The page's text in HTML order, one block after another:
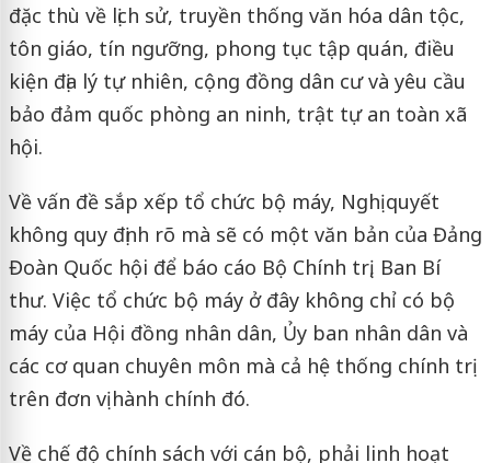
đặc thù về lịch sử, truyền thống văn hóa dân tộc,
tôn giáo, tín ngưỡng, phong tục tập quán, điều
kiện địa lý tự nhiên, cộng đồng dân cư và yêu cầu
bảo đảm quốc phòng an ninh, trật tự an toàn xã
hội.
Về vấn đề sắp xếp tổ chức bộ máy, Nghị quyết
không quy định rõ mà sẽ có một văn bản của Đảng
Đoàn Quốc hội để báo cáo Bộ Chính trị, Ban Bí
thư. Việc tổ chức bộ máy ở đây không chỉ có bộ
máy của Hội đồng nhân dân, Ủy ban nhân dân và
các cơ quan chuyên môn mà cả hệ thống chính trị
trên đơn vị hành chính đó.
Về chế độ chính sách với cán bộ, phải linh hoạt